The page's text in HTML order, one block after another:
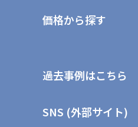
価格から探す
過去事例はこちら
SNS (外部サイト)